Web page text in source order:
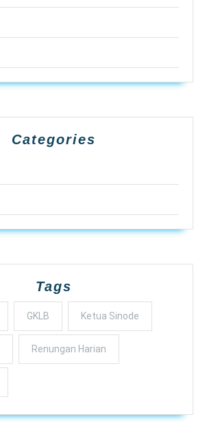
Categories
Tags
GKLB Ketua Sinode
Renungan Harian